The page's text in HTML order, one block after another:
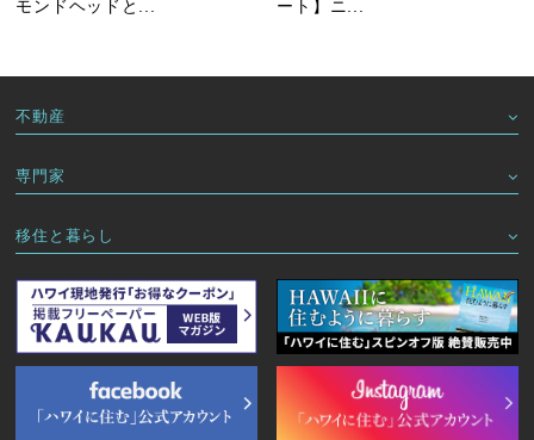
モンドヘッドと...
ート】ニ...
不動産
専門家
移住と暮らし